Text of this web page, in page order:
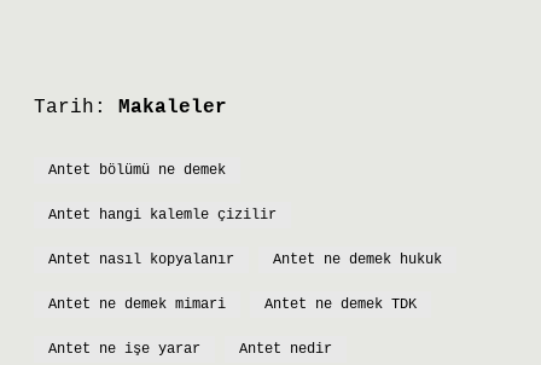
Tarih: Makaleler
Antet bölümü ne demek
Antet hangi kalemle çizilir
Antet nasıl kopyalanır Antet ne demek hukuk
Antet ne demek mimari Antet ne demek TDK
Antet ne işe yarar Antet nedir